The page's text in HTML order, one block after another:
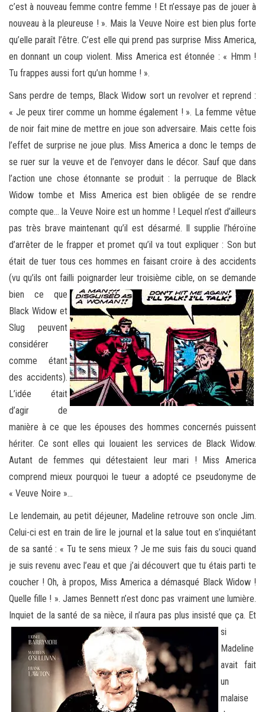
c’est à nouveau femme contre femme ! Et n’essaye pas de jouer à
nouveau à la pleureuse ! ». Mais la Veuve Noire est bien plus forte
qu’elle paraît l’être. C’est elle qui prend pas surprise Miss America,
en donnant un coup violent. Miss America est étonnée : « Hmm !
Tu frappes aussi fort qu’un homme ! ».
Sans perdre de temps, Black Widow sort un revolver et reprend :
« Je peux tirer comme un homme également ! ». La femme vêtue
de noir fait mine de mettre en joue son adversaire. Mais cette fois
l’effet de surprise ne joue plus. Miss America a donc le temps de
se ruer sur la veuve et de l’envoyer dans le décor. Sauf que dans
l’action une chose étonnante se produit : la perruque de Black
Widow tombe et Miss America est bien obligée de se rendre
compte que… la Veuve Noire est un homme ! Lequel n’est d’ailleurs
pas très brave maintenant qu’il est désarmé. Il supplie l’héroïne
d’arrêter de le frapper et promet qu’il va tout expliquer : Son but
était de tuer tous ces hommes en faisant croire à des accidents
(vu qu’ils ont failli poignarder leur troisième cible, on se demande
bien ce que
Black Widow et
Slug peuvent
considérer
comme étant
des accidents).
L’idée était
d’agir de
manière à ce que les épouses des hommes concernés puissent
hériter. Ce sont elles qui louaient les services de Black Widow.
Autant de femmes qui détestaient leur mari ! Miss America
comprend mieux pourquoi le tueur a adopté ce pseudonyme de
« Veuve Noire »…
Le lendemain, au petit déjeuner, Madeline retrouve son oncle Jim.
Celui-ci est en train de lire le journal et la salue tout en s’inquiétant
de sa santé : « Tu te sens mieux ? Je me suis fais du souci quand
je suis revenu avec l’eau et que j’ai découvert que tu étais parti te
coucher ! Oh, à propos, Miss America a démasqué Black Widow !
Quelle fille ! ». James Bennett n’est donc pas vraiment une lumière.
Inquiet de la santé de sa nièce, il n’aura pas plus insisté que ça. Et
si
Madeline
avait fait
un
malaise